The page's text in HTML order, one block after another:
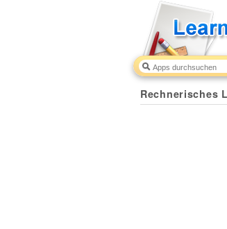
Rechnerisches